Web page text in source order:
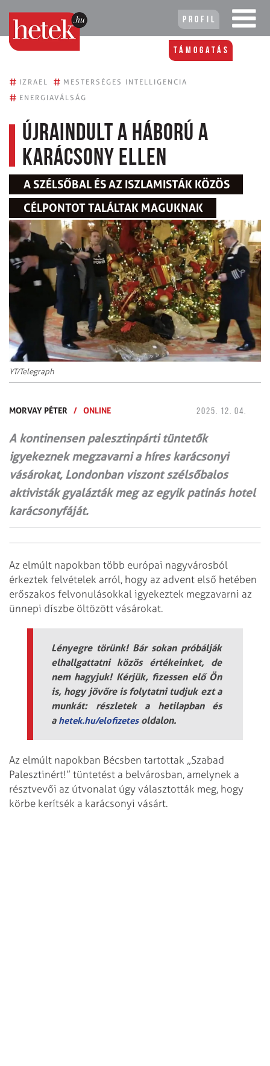
Profil
Támogatás
# IZRAEL # MESTERSÉGES INTELLIGENCIA
# ENERGIAVÁLSÁG
Újraindult a háború a
karácsony ellen
A SZÉLSŐBAL ÉS AZ ISZLAMISTÁK KÖZÖS
CÉLPONTOT TALÁLTAK MAGUKNAK
YT/Telegraph
MORVAY PÉTER / ONLINE 2025. 12. 04.
A kontinensen palesztinpárti tüntetők
igyekeznek megzavarni a híres karácsonyi
vásárokat, Londonban viszont szélsőbalos
aktivisták gyalázták meg az egyik patinás hotel
karácsonyfáját.
Az elmúlt napokban több európai nagyvárosból
érkeztek felvételek arról, hogy az advent első hetében
erőszakos felvonulásokkal igyekeztek megzavarni az
ünnepi díszbe öltözött vásárokat.
Lényegre törünk! Bár sokan próbálják
elhallgattatni közös értékeinket, de
nem hagyjuk! Kérjük, fizessen elő Ön
is, hogy jövőre is folytatni tudjuk ezt a
munkát: részletek a hetilapban és
a hetek.hu/elofizetesoldalon.
Az elmúlt napokban Bécsben tartottak „Szabad
Palesztinért!” tüntetést a belvárosban, amelynek a
résztvevői az útvonalat úgy választották meg, hogy
körbe kerítsék a karácsonyi vásárt.